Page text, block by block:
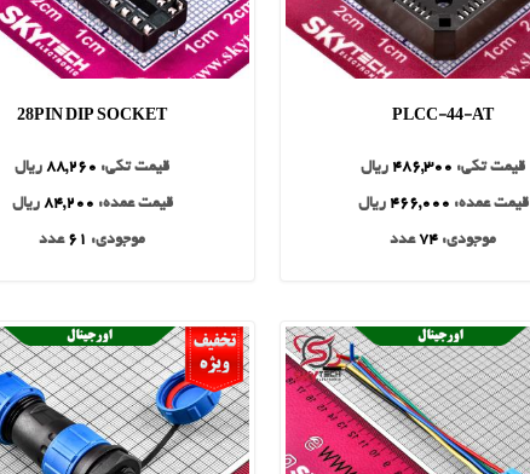
PLCC-44-AT
قیمت تکی: 486,300 ریال
قیمت عمده: 466,000 ریال
موجودی: 74عدد
28PIN DIP SOCKET
قیمت تکی: 88,260 ریال
قیمت عمده: 84,200 ریال
موجودی: 61 عدد